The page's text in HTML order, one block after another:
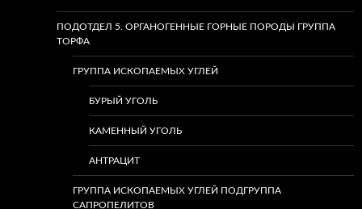
ПОДОТДЕЛ 5. ОРГАНОГЕННЫЕ ГОРНЫЕ ПОРОДЫ ГРУППА
ТОРФА
ГРУППА ИСКОПАЕМЫХ УГЛЕЙ
БУРЫЙ УГОЛЬ
КАМЕННЫЙ УГОЛЬ
АНТРАЦИТ
ГРУППА ИСКОПАЕМЫХ УГЛЕЙ ПОДГРУППА
САПРОПЕЛИТОВ